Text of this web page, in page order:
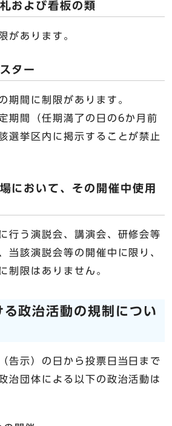
および看板の類
があります。
ター
期間に制限があります。
期間（任期満了の日の6か月前
選挙区内に掲示することが禁止
において、その開催中使用
行う演説会、講演会、研修会等
当該演説会等の開催中に限り、
制限はありません。
る政治活動の規制につい
告示）の日から投票日当日まで
治団体による以下の政治活動は